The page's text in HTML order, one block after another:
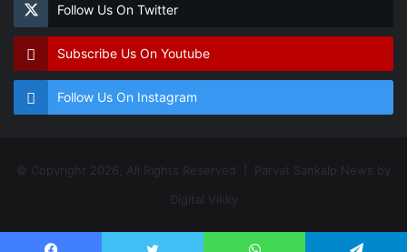
Follow Us On Twitter
Subscribe Us On Youtube
Follow Us On Instagram
© Copyright 2026, All Rights Reserved | Parvat Sankalp News by
Digital Vikky